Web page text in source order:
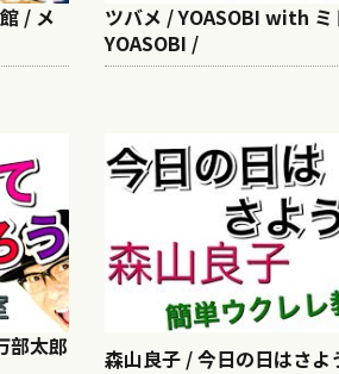
/ メ
ツバメ / YOASOBI with ミ
YOASOBI /
部太郎
森山良子 / 今日の日はさよ